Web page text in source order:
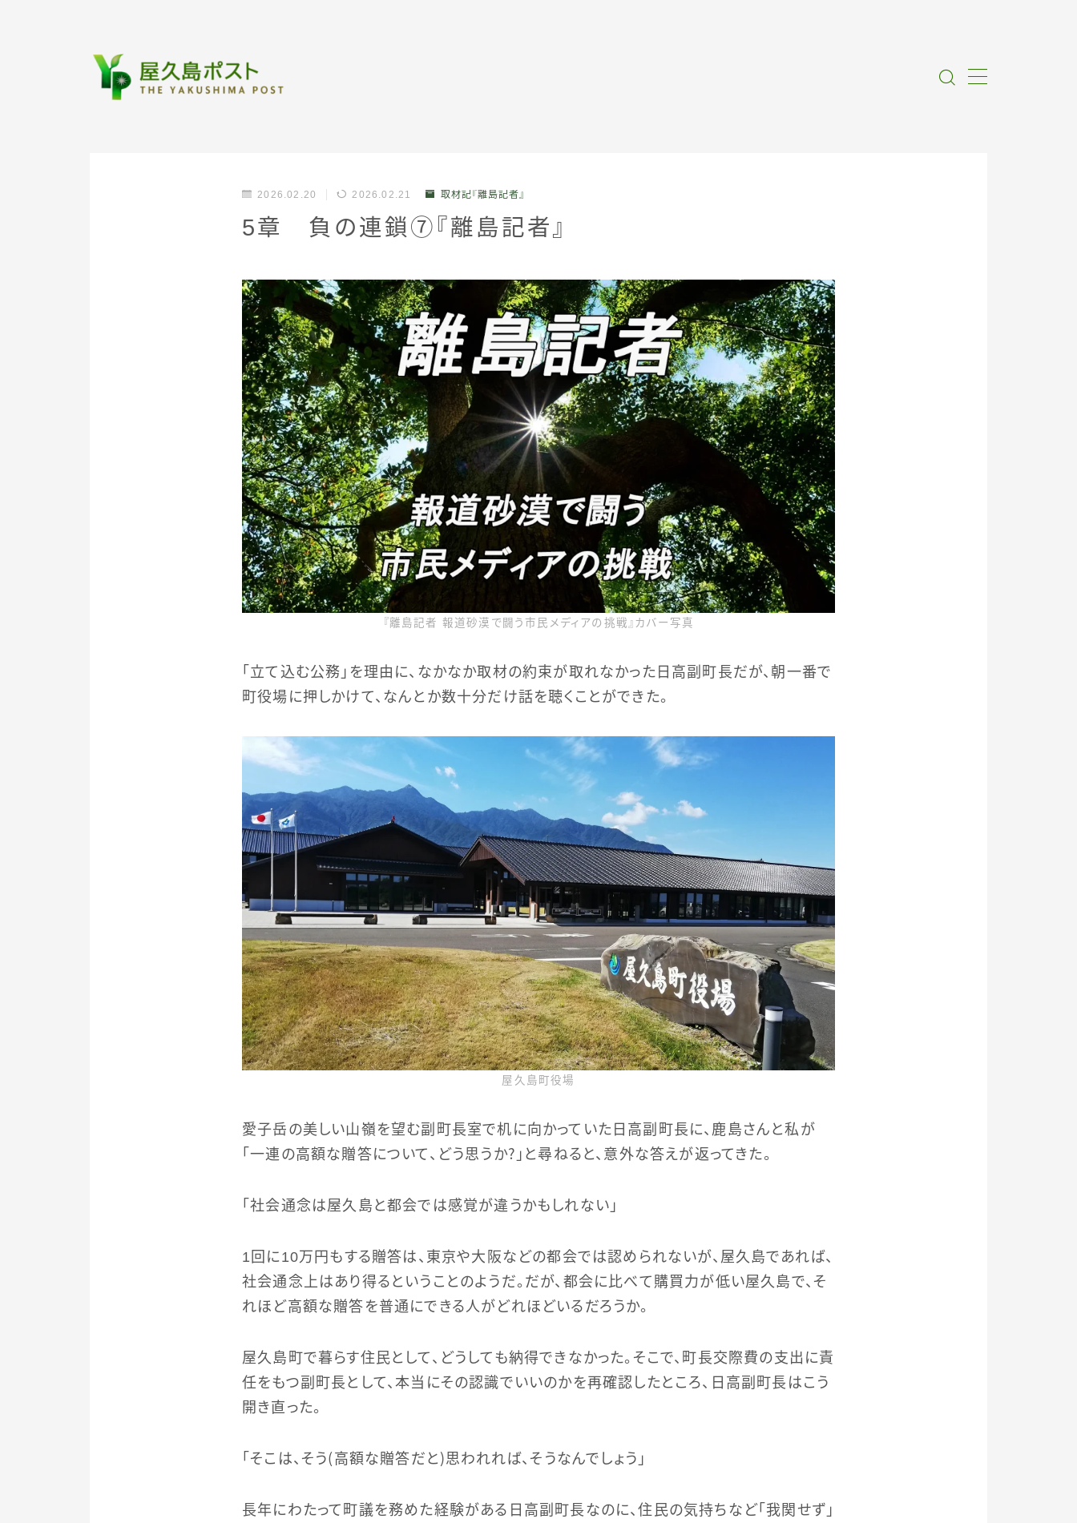
私たちについて
情報提供
2026.02.20 2026.02.21 取材記『離島記者』
5章 負の連鎖⑦『離島記者』
『離島記者 報道砂漠で闘う市民メディアの挑戦』カバー写真
「立て込む公務」を理由に、なかなか取材の約束が取れなかった日高副町長だが、朝一番で
町役場に押しかけて、なんとか数十分だけ話を聴くことができた。
屋久島町役場
愛子岳の美しい山嶺を望む副町長室で机に向かっていた日高副町長に、鹿島さんと私が
「一連の高額な贈答について、どう思うか？」と尋ねると、意外な答えが返ってきた。
「社会通念は屋久島と都会では感覚が違うかもしれない」
1回に10万円もする贈答は、東京や大阪などの都会では認められないが、屋久島であれば、
社会通念上はあり得るということのようだ。だが、都会に比べて購買力が低い屋久島で、そ
れほど高額な贈答を普通にできる人がどれほどいるだろうか。
屋久島町で暮らす住民として、どうしても納得できなかった。そこで、町長交際費の支出に責
任をもつ副町長として、本当にその認識でいいのかを再確認したところ、日高副町長はこう
開き直った。
「そこは、そう（高額な贈答だと）思われれば、そうなんでしょう」
長年にわたって町議を務めた経験がある日高副町長なのに、住民の気持ちなど「我関せず」